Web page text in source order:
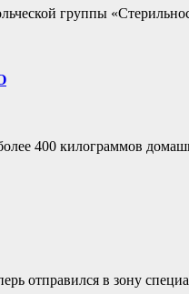
группы
400 килограммов
отправился в зону